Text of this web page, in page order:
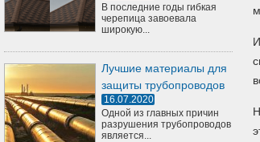
В последние годы гибкая
черепица завоевала
широкую...
Лучшие материалы для
защиты трубопроводов
16.07.2020
Одной из главных причин
разрушения трубопроводов
является...